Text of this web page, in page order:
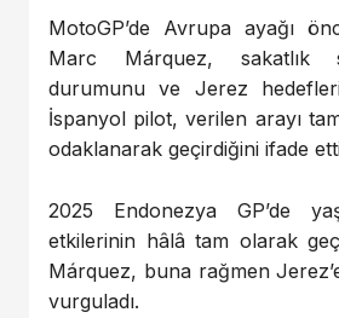
MotoGP’de Avrupa ayağı
Marc Márquez, sakatlık
durumunu ve Jerez
İspanyol pilot, verilen arayı
odaklanarak geçirdiğini ifade
2025 Endonezya GP’de
etkilerinin hâlâ tam olarak
Márquez, buna rağmen
vurguladı.